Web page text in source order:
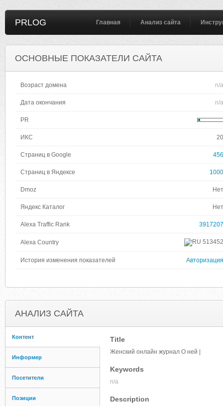
PRLOG Главная Анализ сайта
ОСНОВНЫЕ ПОКАЗАТЕЛИ САЙТА
Возраст домена n/a
Дата окончания n/a
PR
ИКС 20
Страниц в Google 456
Страниц в Яндексе 1000
Dmoz Нет
Яндекс Каталог Нет
Alexa Traffic Rank 3917207
Alexa Country 513452
История изменения показателей Авторизация
АНАЛИЗ САЙТА
Контент
Информер
Посетители
Позиции
Title
Женский онлайн журнал О ней |
Keywords
n/a
Description